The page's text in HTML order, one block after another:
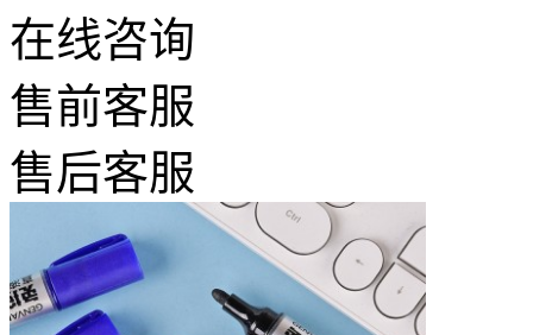
在线咨询
售前客服
售后客服